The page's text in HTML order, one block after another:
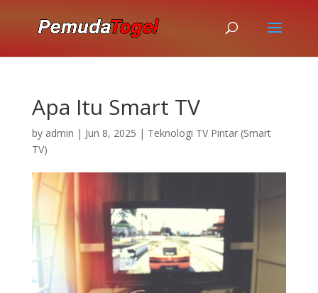
Apa Itu Smart TV
by admin | Jun 8, 2025 | Teknologi TV Pintar (Smart
TV)